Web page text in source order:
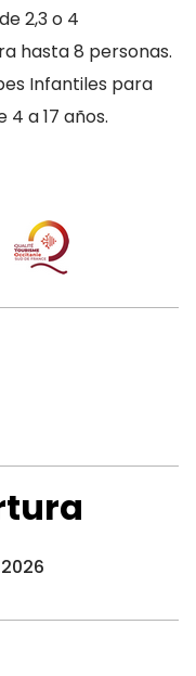
2,3 o 4
hasta 8 personas.
Infantiles para
a 17 años.